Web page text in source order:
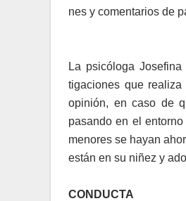
nes y comentarios de
La psicóloga
tigaciones que
opinión, en ca­so de
pasando en el
menores se hayan
están en su niñez y
CONDUCTA